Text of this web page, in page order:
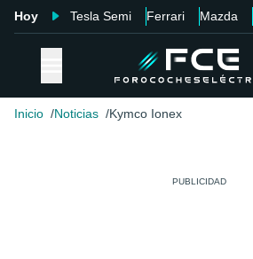
Hoy Tesla Semi Ferrari Mazda
Inicio Noticias Kymco Ionex